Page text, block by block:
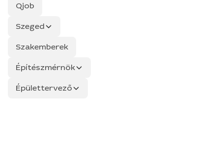
Qjob
Szeged
Szakemberek
Építészmérnök
Épülettervező